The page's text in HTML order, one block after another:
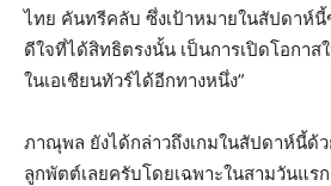
ไทย คันทรีคลับ ซึ่งเป้าหมายในสัปดาห์
ดีใจที่ได้สิทธิตรงนั้น เป็นการเปิดโอกาส
ในเอเชียนทัวร์ได้อีกทางหนึ่ง”
ภาณุพล ยังได้กล่าวถึงเกมในสัปดาห์นี้ด้
ลูกพัตต์เลยครับโดยเฉพาะในสามวันแร